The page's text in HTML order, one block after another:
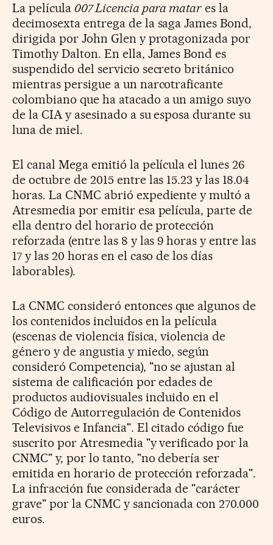
La película 007 Licencia para matar es la
decimosexta entrega de la saga James Bond,
dirigida por John Glen y protagonizada por
Timothy Dalton. En ella, James Bond es
suspendido del servicio secreto británico
mientras persigue a un narcotraficante
colombiano que ha atacado a un amigo suyo
de la CIA y asesinado a su esposa durante su
luna de miel.
El canal Mega emitió la película el lunes 26
de octubre de 2015 entre las 15.23 y las 18.04
horas. La CNMC abrió expediente y multó a
Atresmedia por emitir esa película, parte de
ella dentro del horario de protección
reforzada (entre las 8 y las 9 horas y entre las
17 y las 20 horas en el caso de los días
laborables).
LaCNMC consideró entonces que algunos de
los contenidos incluidos en la película
(escenas de violencia física, violencia de
género y de angustia y miedo, según
consideró Competencia), "no se ajustan al
sistema de calificación por edades de
productos audiovisuales incluido en el
Código de Autorregulación de Contenidos
Televisivos e Infancia". El citado código fue
suscrito por Atresmedia "y verificado por la
CNMC" y, por lo tanto, "no debería ser
emitida en horario de protección reforzada".
La infracción fue considerada de "carácter
grave" por la CNMC y sancionada con 270.000
euros.